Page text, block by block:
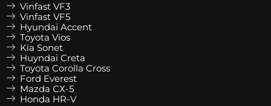
Vinfast VF3
Vinfast VF5
Hyundai Accent
Toyota Vios
Kia Sonet
Huyndai Creta
Toyota Corolla Cross
Ford Everest
Mazda CX-5
Honda HR-V